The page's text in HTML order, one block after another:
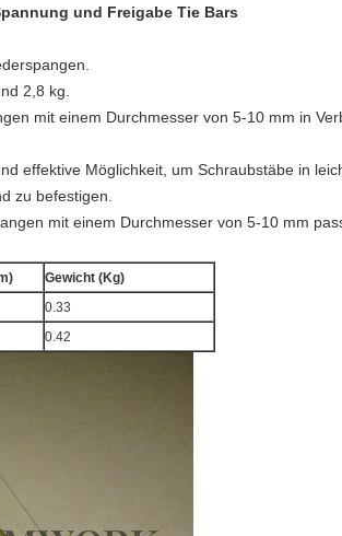
und Freigabe Tie Bars
2,8 kg.
mit einem Durchmesser von 5-10 mm in
effektive Möglichkeit, um Schraubstäbe in
zu befestigen.
mit einem Durchmesser von 5-10 mm
Gewicht (Kg)
0.33
0.42